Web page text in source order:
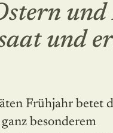
und
beson­de­rem